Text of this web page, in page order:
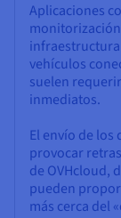
Aplicaciones
vehículos
suelen
inmediatos.
El envío de
provocar
de OVHcloud,
pueden
más cerca del